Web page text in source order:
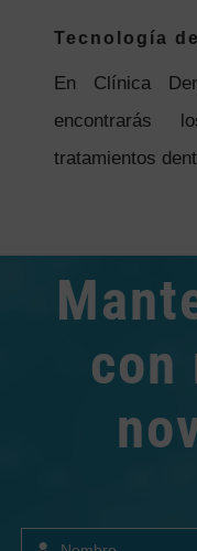
Tecnología
En Clínica
encontrarás
tratamientos
con